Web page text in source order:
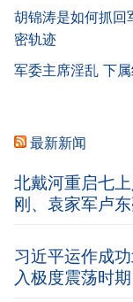
胡锦涛是如何抓回
密轨迹
军委主席淫乱 下
最新新闻
北戴河重启七
刚、袁家军卢
习近平运作成
入极度震荡时期